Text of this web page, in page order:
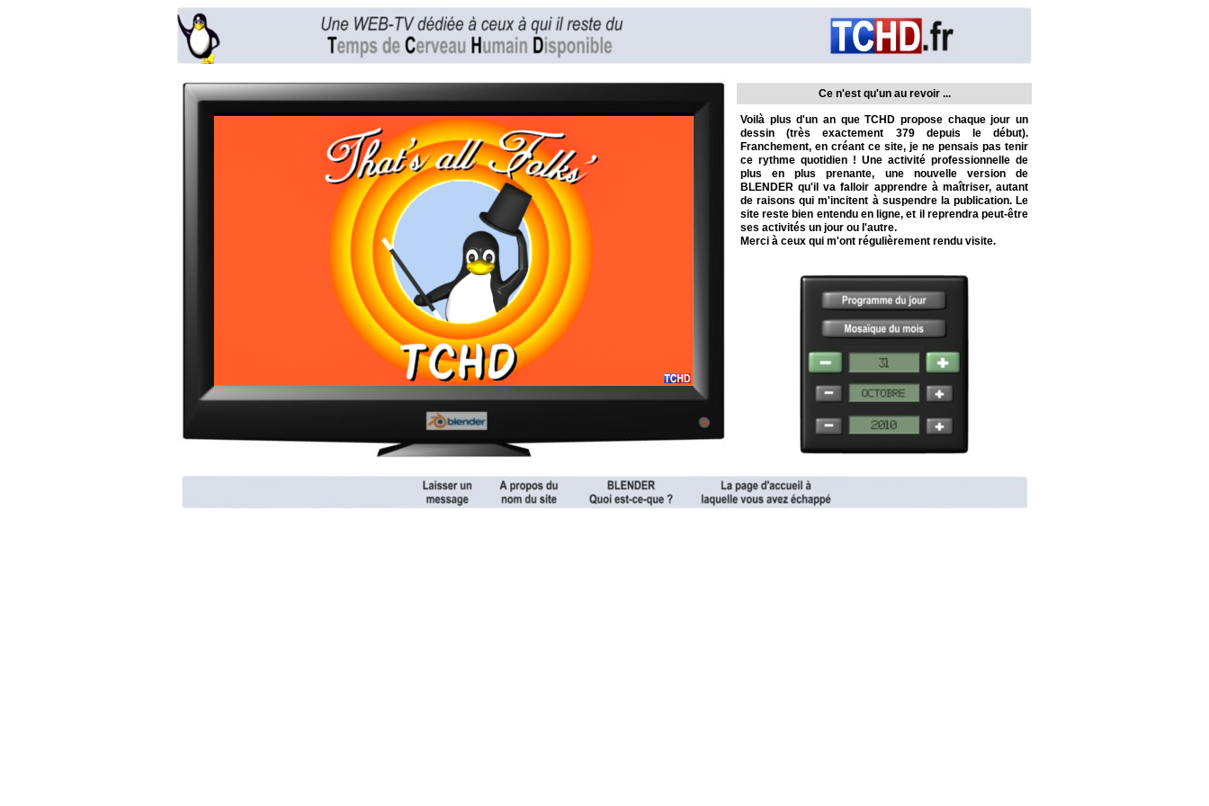
Ce n'est qu'un au revoir ...
Voilà plus d'un an que TCHD propose chaque jour un
dessin (très exactement 379 depuis le début).
Franchement, en créant ce site, je ne pensais pas tenir
ce rythme quotidien ! Une activité professionnelle de
plus en plus prenante, une nouvelle version de
BLENDER qu'il va falloir apprendre à maîtriser, autant
de raisons qui m'incitent à suspendre la publication. Le
site reste bien entendu en ligne, et il reprendra peut-être
ses activités un jour ou l'autre.
Merci à ceux qui m'ont régulièrement rendu visite.